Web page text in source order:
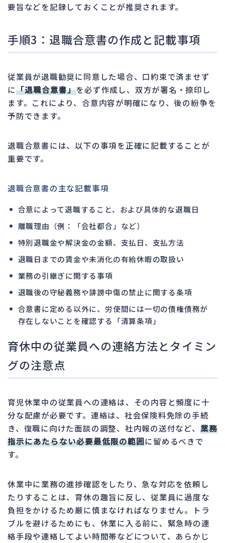
要旨などを記録しておくことが推奨されます。
手順3：退職合意書の作成と記載事項
従業員が退職勧奨に同意した場合、口約束で済ませず
に「退職合意書」を必ず作成し、双方が署名・捺印し
ます。これにより、合意内容が明確になり、後の紛争を
予防できます。
退職合意書には、以下の事項を正確に記載することが
重要です。
退職合意書の主な記載事項
合意によって退職すること、および具体的な退職日
離職理由（例：「会社都合」など）
特別退職金や解決金の金額、支払日、支払方法
退職日までの賃金や未消化の有給休暇の取扱い
業務の引継ぎに関する事項
退職後の守秘義務や誹謗中傷の禁止に関する条項
合意書に定める以外に、労使間には一切の債権債務が
存在しないことを確認する「清算条項」
育休中の従業員への連絡方法とタイミン
グの注意点
育児休業中の従業員への連絡は、その内容と頻度に十
分な配慮が必要です。連絡は、社会保険料免除の手続
き、復職に向けた面談の調整、社内報の送付など、 業務
指示にあたらない必要最低限の範囲に留めるべきで
す。
休業中に業務の進捗確認をしたり、急な対応を依頼し
たりすることは、育休の趣旨に反し、従業員に過度な
負担をかけるため厳に慎まなければなりません。トラ
ブルを避けるためにも、休業に入る前に、緊急時の連
絡手段や連絡してよい時間帯などについて、あらかじ